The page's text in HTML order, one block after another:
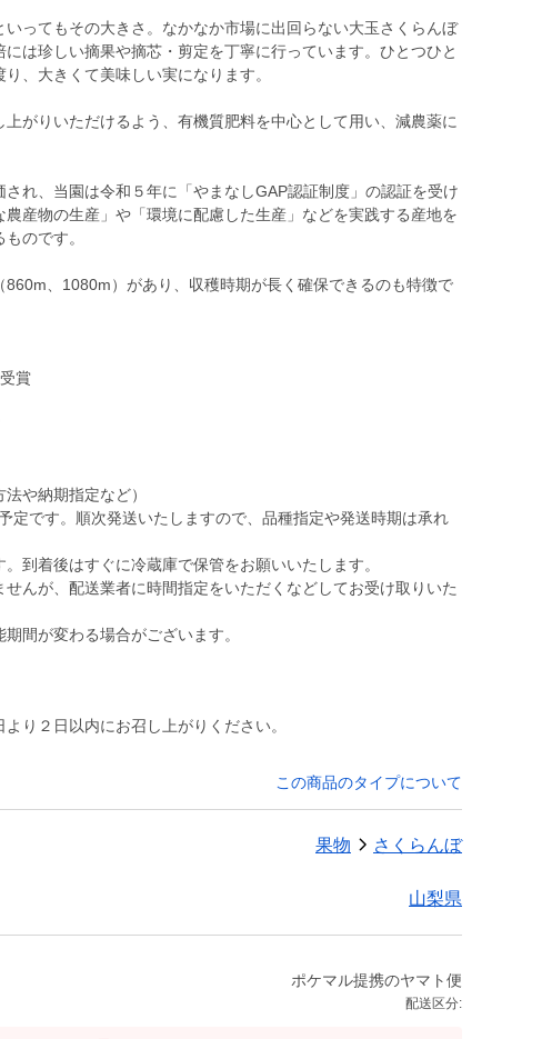
ってもその大きさ。なかなか市場に出回らない大玉さくらんぼ
は珍しい摘果や摘芯・剪定を丁寧に行っています。ひとつひと
、大きくて美味しい実になります。
がりいただけるよう、有機質肥料を中心として用い、減農薬に
れ、当園は令和５年に「やまなしGAP認証制度」の認証を受け
農産物の生産」や「環境に配慮した生産」などを実践する産地を
のです。
860m、1080m）があり、収穫時期が長く確保できるのも特徴で
賞
や納期指定など）
定です。順次発送いたしますので、品種指定や発送時期は承れ
到着後はすぐに冷蔵庫で保管をお願いいたします。
んが、配送業者に時間指定をいただくなどしてお受け取りいた
間が変わる場合がございます。
り２日以内にお召し上がりください。
この商品のタイプについて
果物 さくらんぼ
山梨県
ポケマル提携のヤマト便
配送区分: